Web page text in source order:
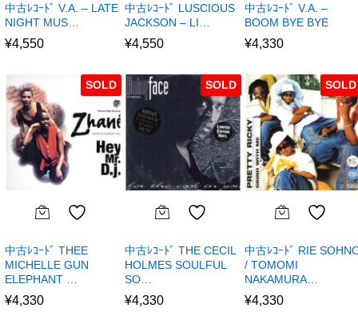
中古ﾚｺｰﾄﾞ V.A. – LATE
NIGHT MUS…
¥4,550
中古ﾚｺｰﾄﾞ LUSCIOUS
JACKSON – LI…
¥4,550
中古ﾚｺｰﾄﾞ V.A. –
BOOM BYE BYE
¥4,330
SOLD
中古ﾚｺｰﾄﾞ THEE
MICHELLE GUN
ELEPHANT …
¥4,330
SOLD
中古ﾚｺｰﾄﾞ THE CECIL
HOLMES SOULFUL
SO…
¥4,330
SOLD
中古ﾚｺｰﾄﾞ RIE
/ TOMOMI
NAKAMURA…
¥4,330